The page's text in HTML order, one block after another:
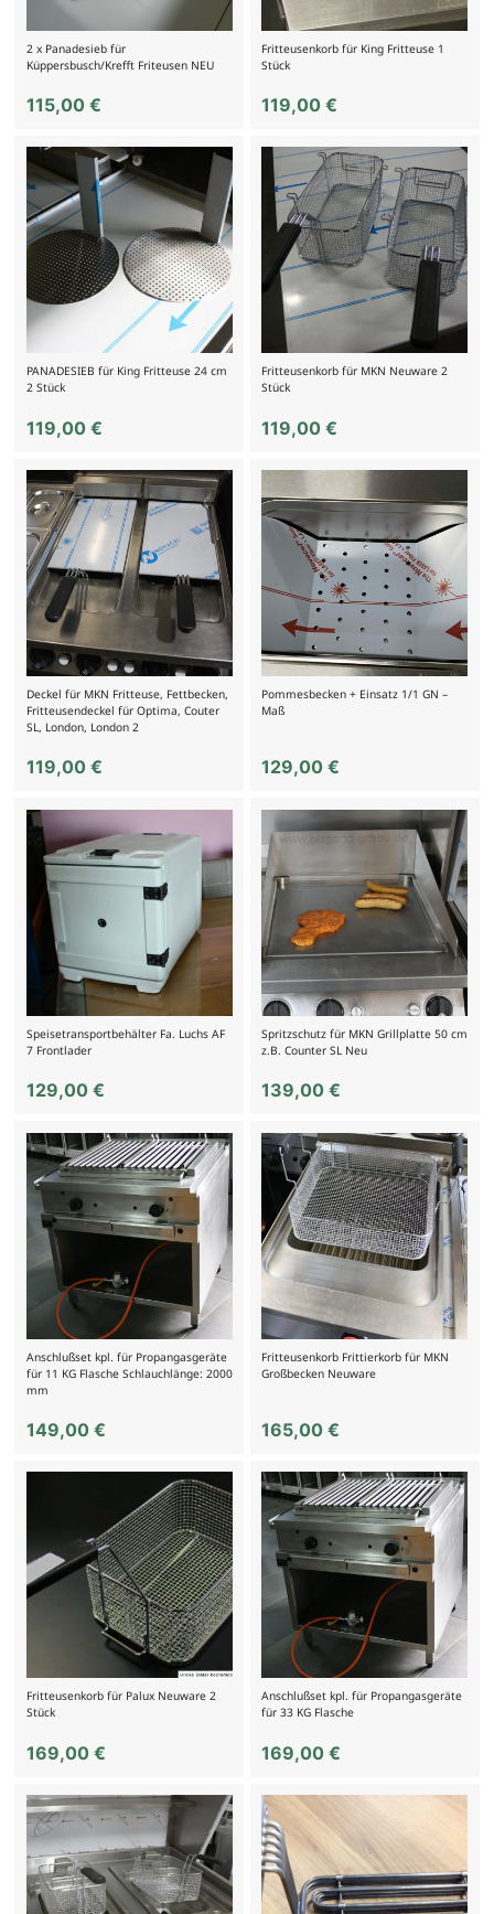
2 x Panadesieb für
Küppersbusch/Krefft Friteusen NEU
115,00 €
Fritteusenkorb für King Fritteuse 1
Stück
119,00€
PANADESIEB für King Fritteuse 24 cm
2 Stück
119,00 €
Fritteusenkorb für MKN Neuware 2
Stück
119,00€
Deckel für MKN Fritteuse, Fettbecken,
Fritteusendeckel für Optima, Couter
SL, London, London 2
119,00 €
Pommesbecken + Einsatz 1/1 GN –
Maß
129,00€
Speisetransportbehälter Fa. Luchs AF
7 Frontlader
129,00 €
Spritzschutz für MKN Grillplatte 50 cm
z.B. Counter SL Neu
139,00€
Anschlußset kpl. für Propangasgeräte
für 11 KG Flasche Schlauchlänge: 2000
mm
149,00 €
Fritteusenkorb Frittierkorb für MKN
Großbecken Neuware
165,00€
Fritteusenkorb für Palux Neuware 2
Stück
169,00 €
Anschlußset kpl. für Propangasgeräte
für 33 KG Flasche
169,00€